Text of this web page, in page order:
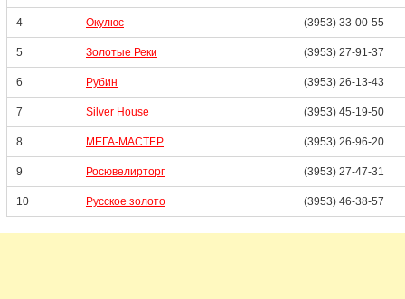
4 Окулюс (3953) 33-00-55
5 Золотые Реки (3953) 27-91-37
6 Рубин (3953) 26-13-43
7 Silver House (3953) 45-19-50
8 МЕГА-МАСТЕР (3953) 26-96-20
9 Росювелирторг (3953) 27-47-31
10 Русское золото (3953) 46-38-57